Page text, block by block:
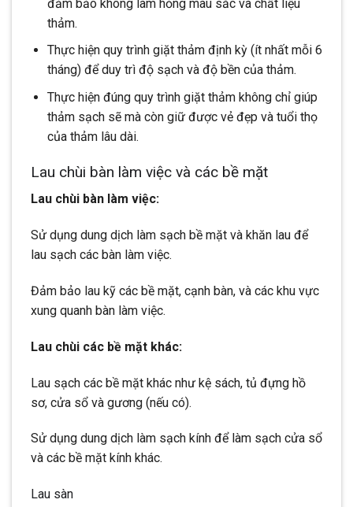
đảm bảo không làm hỏng màu sắc và chất liệu
thảm.
Thực hiện quy trình giặt thảm định kỳ (ít nhất mỗi 6
tháng) để duy trì độ sạch và độ bền của thảm.
Thực hiện đúng quy trình giặt thảm không chỉ giúp
thảm sạch sẽ mà còn giữ được vẻ đẹp và tuổi thọ
của thảm lâu dài.
Lau chùi bàn làm việc và các bề mặt
Lau chùi bàn làm việc:
Sử dụng dung dịch làm sạch bề mặt và khăn lau để
lau sạch các bàn làm việc.
Đảm bảo lau kỹ các bề mặt, cạnh bàn, và các khu vực
xung quanh bàn làm việc.
Lau chùi các bề mặt khác:
Lau sạch các bề mặt khác như kệ sách, tủ đựng hồ
sơ, cửa sổ và gương (nếu có).
Sử dụng dung dịch làm sạch kính để làm sạch cửa sổ
và các bề mặt kính khác.
Lau sàn